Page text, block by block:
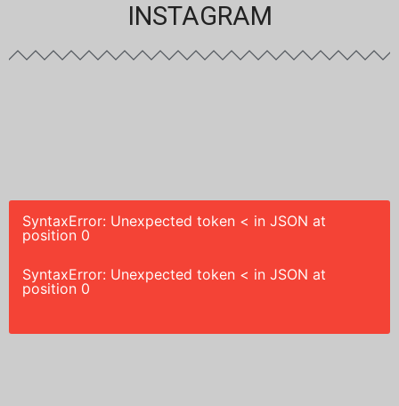
INSTAGRAM
SyntaxError: Unexpected token < in JSON at
position 0
SyntaxError: Unexpected token < in JSON at
position 0